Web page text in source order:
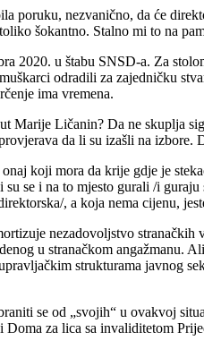
poruku, nezvanično, da će
šokantno. Stalno mi to na
2020. u štabu SNSD-a. Za
odradili za zajedničku
ima vremena.
Marije Ličanin? Da ne skuplja
da li su izašli na
koji mora da krije gdje je
se i na to mjesto gurali /i guraju
, a koja nema cijenu,
nezadovoljstvo
u stranačkom angažmanu.
strukturama javnog
se od „svojih“ u ovakvoj
za lica sa invaliditetom